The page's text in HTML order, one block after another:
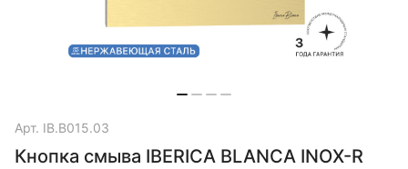
Арт. IB.B015.03
Кнопка смыва IBERICA BLANCA INOX-R